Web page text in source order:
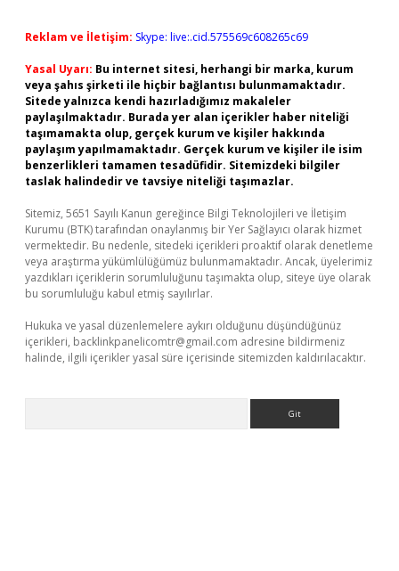
Reklam ve İletişim: Skype: live:.cid.575569c608265c69
Yasal Uyarı: Bu internet sitesi, herhangi bir marka, kurum
veya şahıs şirketi ile hiçbir bağlantısı bulunmamaktadır.
Sitede yalnızca kendi hazırladığımız makaleler
paylaşılmaktadır. Burada yer alan içerikler haber niteliği
taşımamakta olup, gerçek kurum ve kişiler hakkında
paylaşım yapılmamaktadır. Gerçek kurum ve kişiler ile isim
benzerlikleri tamamen tesadüfidir. Sitemizdeki bilgiler
taslak halindedir ve tavsiye niteliği taşımazlar.
Sitemiz, 5651 Sayılı Kanun gereğince Bilgi Teknolojileri ve İletişim
Kurumu (BTK) tarafından onaylanmış bir Yer Sağlayıcı olarak hizmet
vermektedir. Bu nedenle, sitedeki içerikleri proaktif olarak denetleme
veya araştırma yükümlülüğümüz bulunmamaktadır. Ancak, üyelerimiz
yazdıkları içeriklerin sorumluluğunu taşımakta olup, siteye üye olarak
bu sorumluluğu kabul etmiş sayılırlar.
Hukuka ve yasal düzenlemelere aykırı olduğunu düşündüğünüz
içerikleri, backlinkpanelicomtr@gmail.com adresine bildirmeniz
halinde, ilgili içerikler yasal süre içerisinde sitemizden kaldırılacaktır.